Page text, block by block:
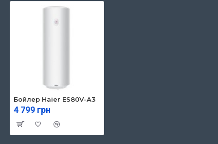
Бойлер Haier ES80V-A3
4 799 грн